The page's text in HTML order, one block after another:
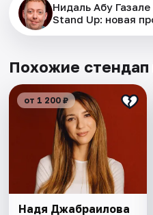
Нидаль Абу
Stand Up: новая
Похожие
от 1 200 ₽
Надя Джабраилова